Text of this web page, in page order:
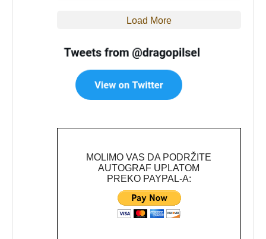
Load More
MOLIMO VAS DA PODRŽITE
AUTOGRAF UPLATOM
PREKO PAYPAL-A: